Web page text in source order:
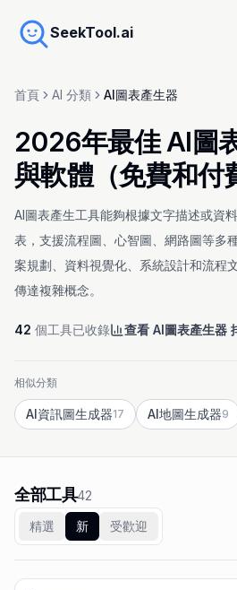
SeekTool.ai
首頁 AI 分類 AI圖表產生器
2026年最佳 AI圖
與軟體（免費和付
AI圖表產生工具能夠根據文字描述或資
表，支援流程圖、心智圖、網路圖等多
案規劃、資料視覺化、系統設計和流程
傳達複雜概念。
42 個工具已收錄 查看 AI圖表產生器
相似分類
AI資訊圖生成器17 AI地圖生成器9
全部工具42
精選
新 受歡迎